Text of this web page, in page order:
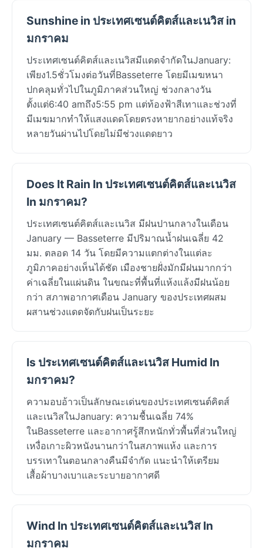
Sunshine in ประเทศเซนต์คิตส์และเนวิส in
มกราคม
ประเทศเซนต์คิตส์และเนวิสมีแดดจำกัดในJanuary:
เพียง1.5ชั่วโมงต่อวันที่Basseterre โดยมีเมฆหนา
ปกคลุมทั่วไปในภูมิภาคส่วนใหญ่ ช่วงกลางวัน
ตั้งแต่6:40 amถึง5:55 pm แต่ท้องฟ้าสีเทาและช่วงที่
มีเมฆมากทำให้แสงแดดโดยตรงหายากอย่างแท้จริง
หลายวันผ่านไปโดยไม่มีช่วงแดดยาว
Does It Rain In ประเทศเซนต์คิตส์และเนวิส
In มกราคม?
ประเทศเซนต์คิตส์และเนวิส มีฝนปานกลางในเดือน
January — Basseterre มีปริมาณน้ำฝนเฉลี่ย 42
มม. ตลอด 14 วัน โดยมีความแตกต่างในแต่ละ
ภูมิภาคอย่างเห็นได้ชัด เมืองชายฝั่งมักมีฝนมากกว่า
ค่าเฉลี่ยในแผ่นดิน ในขณะที่พื้นที่แห้งแล้งมีฝนน้อย
กว่า สภาพอากาศเดือน January ของประเทศผสม
ผสานช่วงแดดจัดกับฝนเป็นระยะ
Is ประเทศเซนต์คิตส์และเนวิส Humid In
มกราคม?
ความอบอ้าวเป็นลักษณะเด่นของประเทศเซนต์คิตส์
และเนวิสในJanuary: ความชื้นเฉลี่ย 74%
ในBasseterre และอากาศรู้สึกหนักทั่วพื้นที่ส่วนใหญ่
เหงื่อเกาะผิวหนังนานกว่าในสภาพแห้ง และการ
บรรเทาในตอนกลางคืนมีจำกัด แนะนำให้เตรียม
เสื้อผ้าบางเบาและระบายอากาศดี
Wind In ประเทศเซนต์คิตส์และเนวิส In
มกราคม